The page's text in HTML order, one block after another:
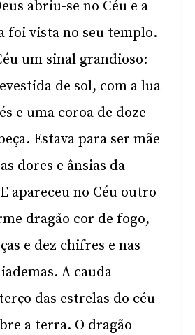
abriu-se no Céu e a
foi vista no seu templo.
um sinal grandioso:
de sol, com a lua
e uma coroa de doze
Estava para ser mãe
dores e ânsias da
apareceu no Céu outro
dragão cor de fogo,
e dez chifres e nas
A cauda
das estrelas do céu
a terra. O dragão